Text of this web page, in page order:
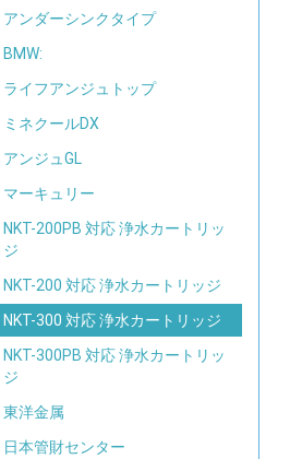
アンダーシンクタイプ
BMW:
ライフアンジュトップ
ミネクールDX
アンジュGL
マーキュリー
NKT-200PB 対応 浄水カートリッ
ジ
NKT-200 対応 浄水カートリッジ
NKT-300 対応 浄水カートリッジ
NKT-300PB 対応 浄水カートリッ
ジ
東洋金属
日本管財センター